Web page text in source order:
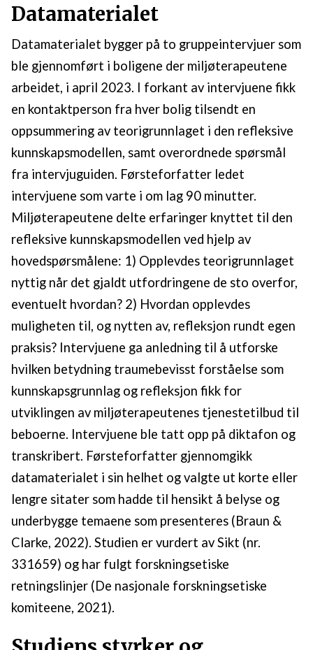
Datamaterialet
Datamaterialet bygger på to gruppeintervjuer som
ble gjennomført i boligene der miljøterapeutene
arbeidet, i april 2023. I forkant av intervjuene fikk
en kontaktperson fra hver bolig tilsendt en
oppsummering av teorigrunnlaget i den refleksive
kunnskapsmodellen, samt overordnede spørsmål
fra intervjuguiden. Førsteforfatter ledet
intervjuene som varte i om lag 90 minutter.
Miljøterapeutene delte erfaringer knyttet til den
refleksive kunnskapsmodellen ved hjelp av
hovedspørsmålene: 1) Opplevdes teorigrunnlaget
nyttig når det gjaldt utfordringene de sto overfor,
eventuelt hvordan? 2) Hvordan opplevdes
muligheten til, og nytten av, refleksjon rundt egen
praksis? Intervjuene ga anledning til å utforske
hvilken betydning traumebevisst forståelse som
kunnskapsgrunnlag og refleksjon fikk for
utviklingen av miljøterapeutenes tjenestetilbud til
beboerne. Intervjuene ble tatt opp på diktafon og
transkribert. Førsteforfatter gjennomgikk
datamaterialet i sin helhet og valgte ut korte eller
lengre sitater som hadde til hensikt å belyse og
underbygge temaene som presenteres (Braun &
Clarke, 2022). Studien er vurdert av Sikt (nr.
331659) og har fulgt forskningsetiske
retningslinjer (De nasjonale forskningsetiske
komiteene, 2021).